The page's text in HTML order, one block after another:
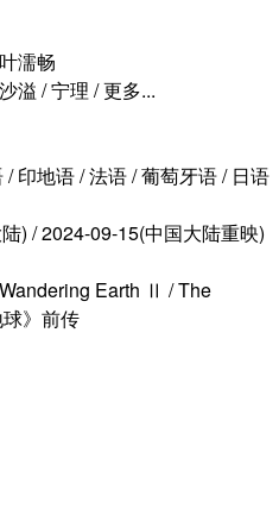
濡畅
溢 / 宁理 / 更多...
印地语 / 法语 / 葡萄牙语 / 日语
) / 2024-09-15(中国大陆重映)
Earth Ⅱ / The
》前传